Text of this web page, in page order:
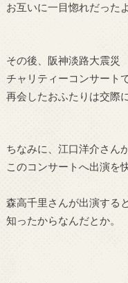
お互いに一目惚れだった
その後、阪神淡路大震災
チャリティーコンサート
再会したおふたりは交際
ちなみに、江口洋介さん
このコンサートへ出演を
森高千里さんが出演すると
知ったからなんだとか。